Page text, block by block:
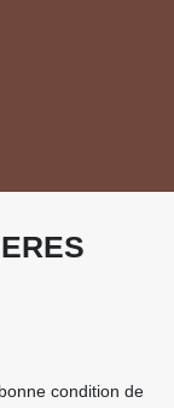
condition de